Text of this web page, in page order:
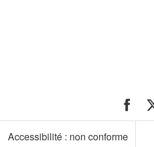
Accessibilité : non conforme